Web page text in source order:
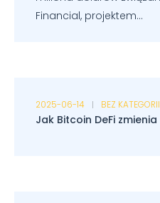
Financial, projektem...
2025-06-14 BEZ KATEGORII
Jak Bitcoin DeFi